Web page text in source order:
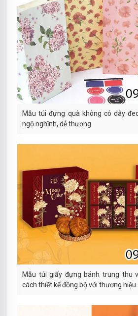
Mẫu túi đựng quà không có dây
ngộ nghĩnh, dễ thương
Mẫu túi giấy đựng bánh trung thu
cách thiết kế đồng bộ với thương hiệu